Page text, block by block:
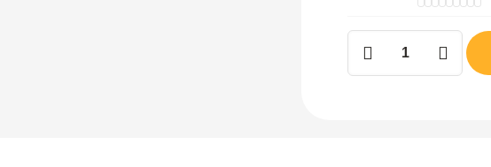
Butaca
Mandy
-